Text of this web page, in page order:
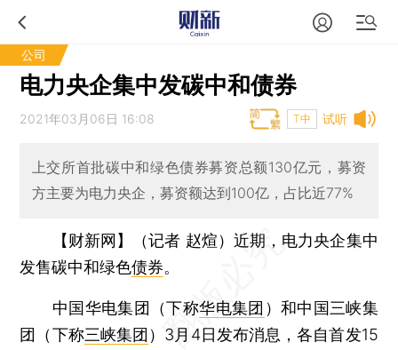
公司
电力央企集中发碳中和债券
试听
2021年03月06日 16:08 T中
上交所首批碳中和绿色债券募资总额130亿元，募资
方主要为电力央企，募资额达到100亿，占比近77%
【财新网】（记者 赵煊） 近期，电力央企集中
发售碳中和绿色债券。
中国华电集团（下称华电集团 ）和中国三峡集
团（下称三峡集团 ）3月4日发布消息，各自首发15